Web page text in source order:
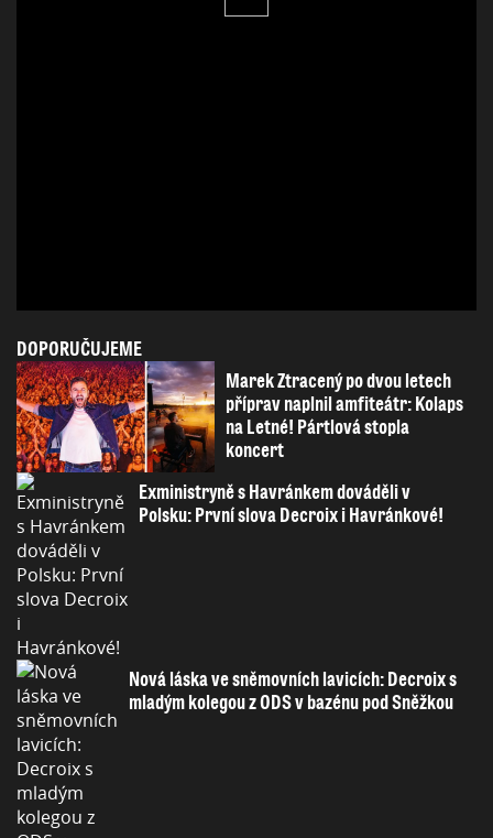
DOPORUČUJEME
Marek Ztracený po dvou letech
příprav naplnil amfiteátr: Kolaps
na Letné! Pártlová stopla
koncert
Exministryně s Havránkem dováděli v
Polsku: První slova Decroix i Havránkové!
Nová láska ve sněmovních lavicích: Decroix s
mladým kolegou z ODS v bazénu pod Sněžkou